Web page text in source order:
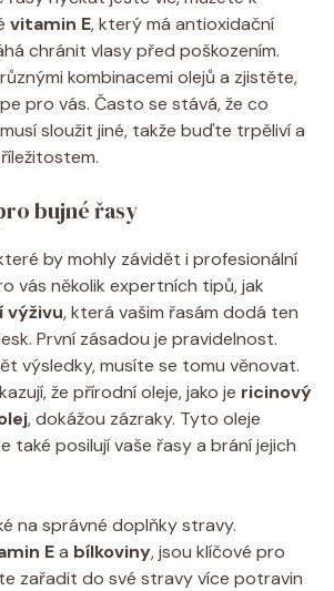
vitamin E, který⁢ má antioxidační
chránit‍ vlasy⁣ před poškozením.
kombinacemi olejů‌ a‍ zjistěte,
pro vás. ⁢Často⁢ se stává, že co
sloužit jiné, ‌takže buďte trpěliví a
bujné ‍řasy
by mohly ‍závidět⁢ i profesionální
vás několik expertních‌ tipů, jak
⁣výživu, která vašim řasám‍ dodá ten
První ⁢zásadou je pravidelnost.
výsledky, musíte se tomu věnovat.
že přírodní oleje,⁣ jako je ricinový
, dokážou​ zázraky. Tyto oleje
také posilují ⁢vaše řasy a brání jejich
na správné doplňky ⁢stravy.
E​a bílkoviny,​ jsou klíčové pro
zařadit do své stravy více potravin